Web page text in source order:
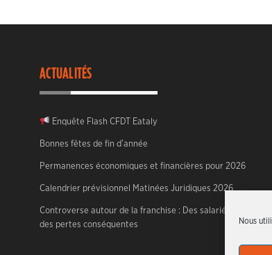
Nous
ACTUALITÉS
Enquête Flash CFDT Eataly
Bonnes fêtes de fin d’année
Permanences économiques et financières pour 2026
Calendrier prévisionnel Matinées Juridiques 2026
Controverse autour de la franchise : Des salariés face à
des pertes conséquentes